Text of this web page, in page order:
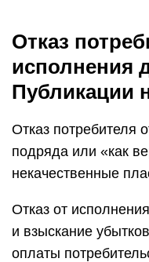
Отказ
исполнения
Публикации
Отказ потребителя
подряда или «как
некачественные
Отказ от
и взыскание
оплаты